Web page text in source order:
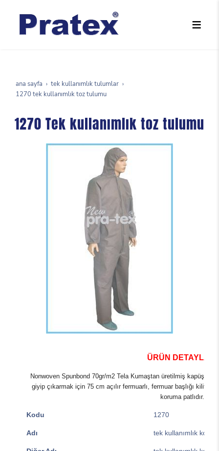
ana sayfa
tek kullanımlık tulumlar
1270 tek kullanımlık toz tulumu
1270 Tek kullanımlık toz tulumu
ÜRÜN DETAYLARI
Nonwoven Spunbond 70gr/m2 Tela Kumaştan üretilmiş
giyip çıkarmak için 75 cm açılır fermuarlı, fermuar başlığı kilitli
koruma patlıdır.
Kodu 1270
Adı tek kullanımlık